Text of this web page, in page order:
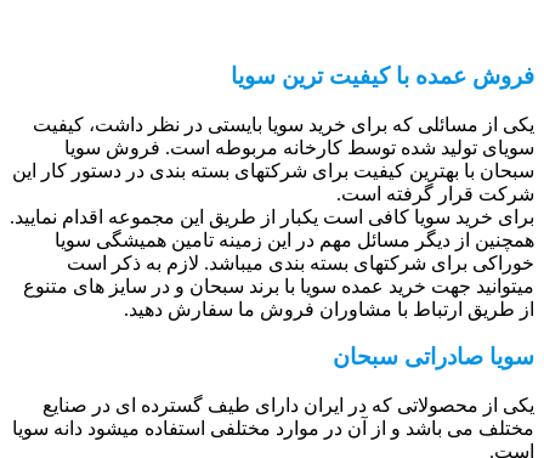
فروش عمده با کیفیت ترین سویا
یکی از مسائلی که برای خرید سویا بایستی در نظر داشت، کیفیت
سویای تولید شده توسط کارخانه مربوطه است. فروش سویا
سبحان با بهترین کیفیت برای شرکتهای بسته بندی در دستور کار این
شرکت قرار گرفته است.
برای خرید سویا کافی است یکبار از طریق این مجموعه اقدام نمایید.
همچنین از دیگر مسائل مهم در این زمینه تامین همیشگی سویا
خوراکی برای شرکتهای بسته بندی میباشد. لازم به ذکر است
میتوانید جهت خرید عمده سویا با برند سبحان و در سایز های متنوع
از طریق ارتباط با مشاوران فروش ما سفارش دهید.
سویا صادراتی سبحان
یکی از محصولاتی که در ایران دارای طیف گسترده ای در صنایع
مختلف می باشد و از آن در موارد مختلفی استفاده میشود دانه سویا
است.